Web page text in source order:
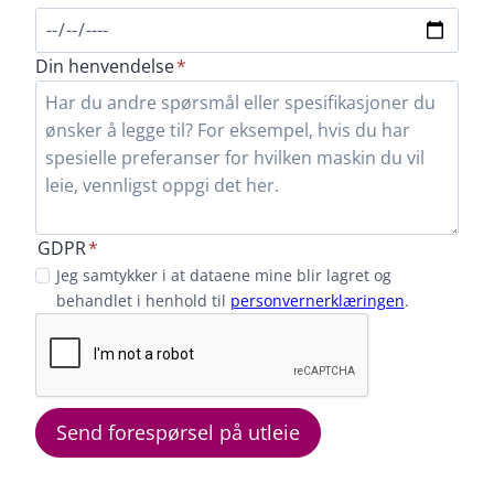
ønsket
leieperiode
Din henvendelse*
Skriv
inn
hva
henvendelsen
din
GDPR*
Jeg
samtykker
mine
blir
Jeg samtykker i at dataene mine blir lagret og
behandlet i henhold til personvernerklæringen.
Send forespørsel på utleie